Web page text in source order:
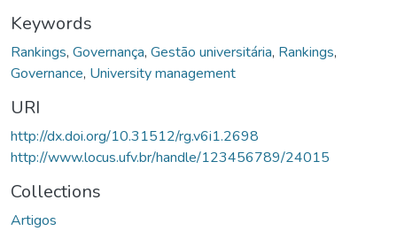
Keywords
Rankings, Governança, Gestão universitária, Rankings,
Governance, University management
URI
http://dx.doi.org/10.31512/rg.v6i1.2698
http://www.locus.ufv.br/handle/123456789/24015
Collections
Artigos